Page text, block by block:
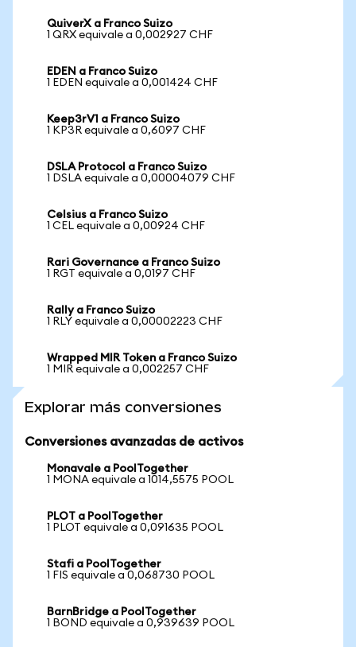
QuiverX a Franco Suizo
1 QRX equivale a 0,002927 CHF
EDEN a Franco Suizo
1 EDEN equivale a 0,001424 CHF
Keep3rV1 a Franco Suizo
1 KP3R equivale a 0,6097 CHF
DSLA Protocol a Franco Suizo
1 DSLA equivale a 0,00004079 CHF
Celsius a Franco Suizo
1 CEL equivale a 0,00924 CHF
Rari Governance a Franco Suizo
1 RGT equivale a 0,0197 CHF
Rally a Franco Suizo
1 RLY equivale a 0,00002223 CHF
Wrapped MIR Token a Franco Suizo
1 MIR equivale a 0,002257 CHF
Explorar más conversiones
Conversiones avanzadas de activos
Monavale a PoolTogether
1 MONA equivale a 1014,5575 POOL
PLOT a PoolTogether
1 PLOT equivale a 0,091635 POOL
Stafi a PoolTogether
1 FIS equivale a 0,068730 POOL
BarnBridge a PoolTogether
1 BOND equivale a 0,939639 POOL